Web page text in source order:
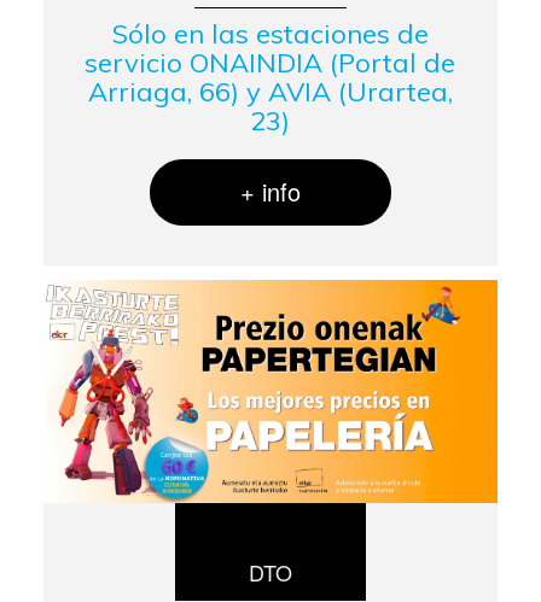
Sólo en las estaciones de
servicio ONAINDIA (Portal de
Arriaga, 66) y AVIA (Urartea,
23)
+ info
DTO